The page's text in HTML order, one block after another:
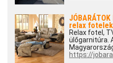
relax
Relax fotel,
ülőgarnitúra.
https://